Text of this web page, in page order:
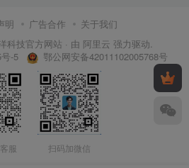
明 广告合作
关于我们
科技官方网站 · 由 阿里云 强力驱动.
-5 鄂公网安备42011102005768号
服 扫码加微信